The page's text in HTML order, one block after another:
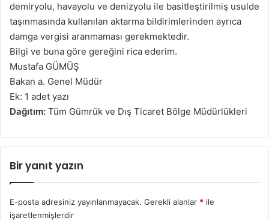
demiryolu, havayolu ve denizyolu ile basitleştirilmiş usulde
taşınmasında kullanılan aktarma bildirimlerinden ayrıca
damga vergisi aranmaması gerekmektedir.
Bilgi ve buna göre gereğini rica ederim.
Mustafa GÜMÜŞ
Bakan a. Genel Müdür
Ek: 1 adet yazı
Dağıtım: Tüm Gümrük ve Dış Ticaret Bölge Müdürlükleri
Bir yanıt yazın
E-posta adresiniz yayınlanmayacak. Gerekli alanlar * ile
işaretlenmişlerdir